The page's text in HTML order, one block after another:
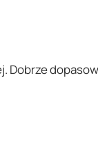
Dobrze